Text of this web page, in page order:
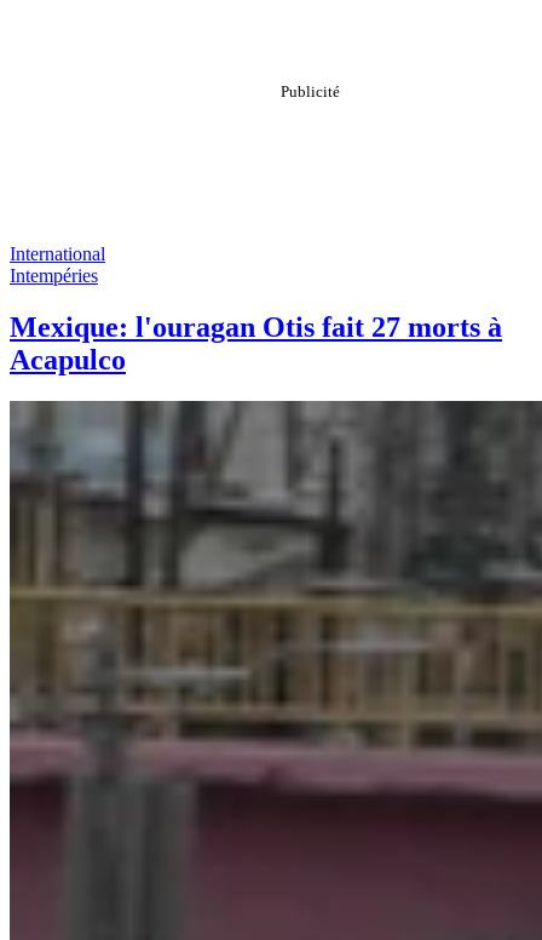
International
Intempéries
Mexique: l'ouragan Otis fait 27 morts à
Acapulco